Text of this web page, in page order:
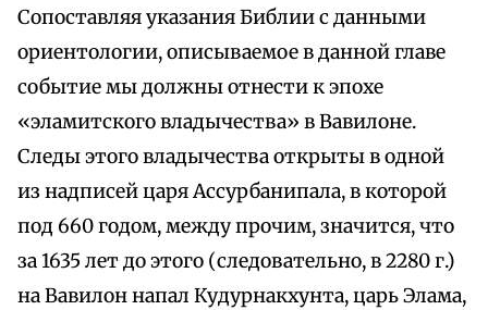
Сопоставляя указания Библии с данными
ориентологии, описываемое в данной главе
событие мы должны отнести к эпохе
«эламитского владычества» в Вавилоне.
Следы этого владычества открыты в одной
из надписей царя Ассурбанипала, в которой
под 660 годом, между прочим, значится, что
за 1635 лет до этого (следовательно, в 2280 г.)
на Вавилон напал Кудурнакхунта, царь Элама,